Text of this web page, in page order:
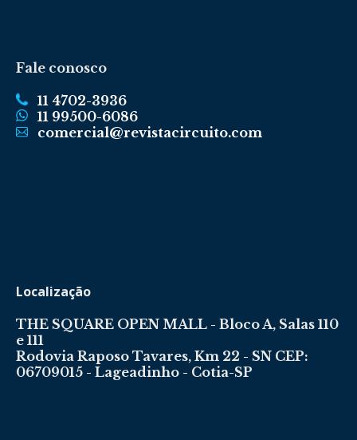
Fale conosco
11 4702-3936
11 99500-6086
comercial@revistacircuito.com
Localização
THE SQUARE OPEN MALL - Bloco A, Salas 110
e 111
Rodovia Raposo Tavares, Km 22 - SN CEP:
06709015 - Lageadinho - Cotia-SP